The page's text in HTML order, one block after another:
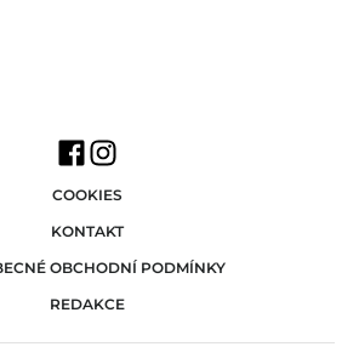
COOKIES
KONTAKT
OBCHODNÍ PODMÍNKY
REDAKCE